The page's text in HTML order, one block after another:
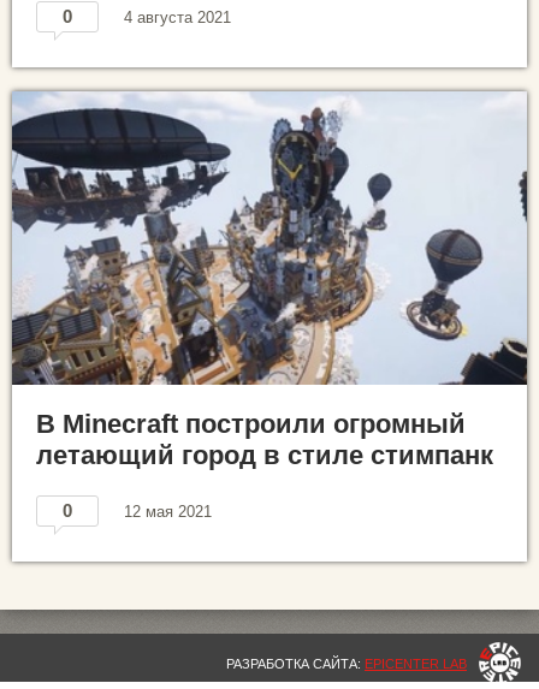
0 4 августа 2021
В Minecraft построили огромный
летающий город в стиле стимпанк
0 12 мая 2021
РАЗРАБОТКА САЙТА: EPICENTER LAB